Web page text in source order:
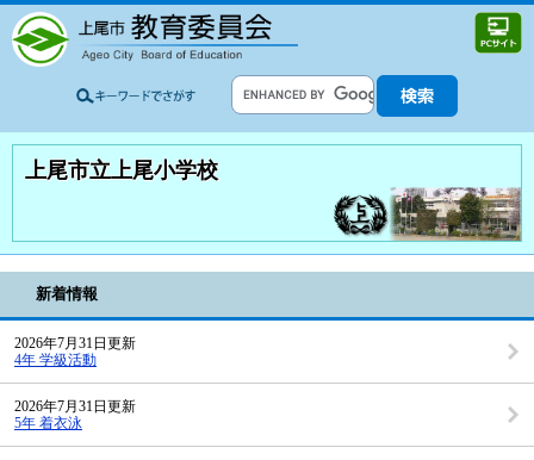
上尾市立上尾小学校
新着情報
2026年7月31日更新
4年 学級活動
2026年7月31日更新
5年 着衣泳